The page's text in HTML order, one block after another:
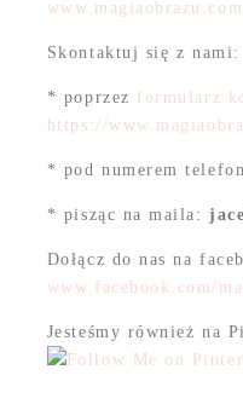
Skontaktuj się z nami:
* poprzez formularz
https://
* pod numerem
* pisząc na maila:
Dołącz do nas na
www.facebook.com/
Jesteśmy również na